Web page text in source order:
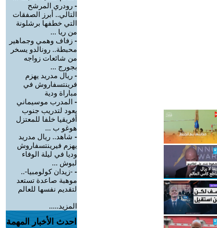
- رودري المرشح
التالي.. أبرز الصفقات
التي خطفها برشلونة
من ريا ...
- زفاف وهمي وجماهير
محبطة.. رونالدو يسخر
من شائعات زواجه
بجورج ...
- ريال مدريد يهزم
فرينتسفاروش في
مباراة ودية
- المدرب موسيماني
يعود لتدريب جنوب
أفريقيا خلفا للمعتزل
هوغو ب ...
- شاهد.. ريال مدريد
يهزم فيرينتسفاروش
وديا في ليلة الوفاء
لبوش ...
- -زيدان كولومبيا-..
موهبة صاعدة تستعد
لتقديم نفسها للعالم
المزيد.....
احدث الأخبار المهمة